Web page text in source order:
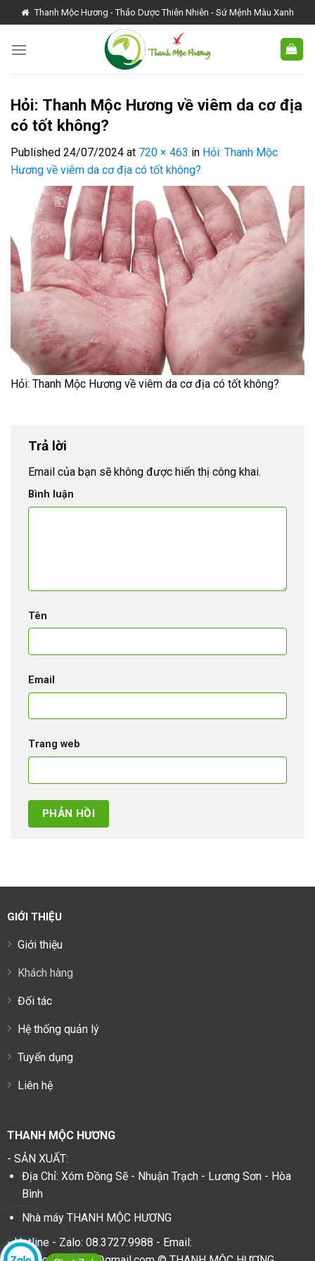
Skip
to
content
Thanh Mộc Hương - Thảo Dược Thiên Nhiên - Sứ Mệnh Màu Xanh
Hỏi: Thanh Mộc Hương về viêm da cơ địa
có tốt không?
Published 24/07/2024 at 720 × 463 in Hỏi: Thanh Mộc
Hương về viêm da cơ địa có tốt không?
Hỏi: Thanh Mộc Hương về viêm da cơ địa có tốt không?
Trả lời
Email của bạn sẽ không được hiển thị công khai.
Bình luận
Tên
Email
Trang web
GIỚI THIỆU
Giới thiệu
Khách hàng
Đối tác
Hệ thống quản lý
Tuyển dụng
Liên hệ
THANH MỘC HƯƠNG
- SẢN XUẤT:
Địa Chỉ: Xóm Đồng Sẽ - Nhuận Trạch - Lương Sơn - Hòa
Bình
Nhà máy THANH MỘC HƯƠNG
- Hotline - Zalo: 08.3727.9988 - Email: